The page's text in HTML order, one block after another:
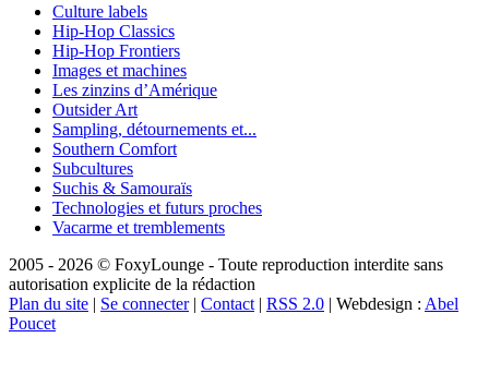
Culture labels
Hip-Hop Classics
Hip-Hop Frontiers
Images et machines
Les zinzins d’Amérique
Outsider Art
Sampling, détournements et...
Southern Comfort
Subcultures
Suchis & Samouraïs
Technologies et futurs proches
Vacarme et tremblements
2005 - 2026 © FoxyLounge - Toute reproduction interdite sans
autorisation explicite de la rédaction
Plan du site | Se connecter| Contact | RSS 2.0 | Webdesign : Abel
Poucet